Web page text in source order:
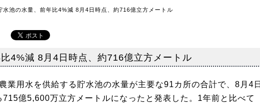
水池の水量、前年比4%減 8月4日時点、約716億立方メートル
4%減 8月4日時点、約716億立方メートル
用水を供給する貯水池の水量が主要な91カ所の合計で、8月4日
億5,600万立方メートルになったと発表した。1年前と比べて